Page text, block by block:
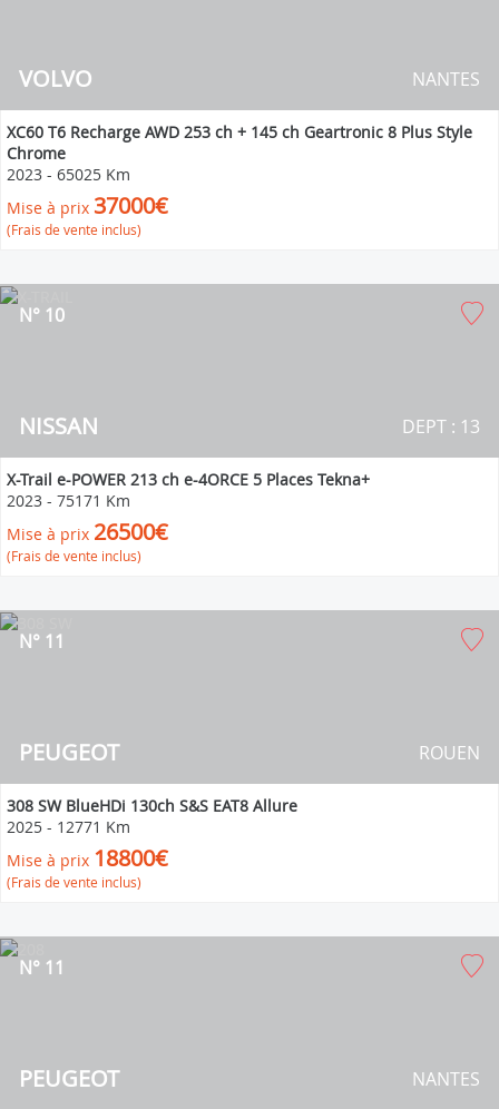
VOLVO NANTES
XC60 T6 Recharge AWD 253 ch + 145 ch Geartronic 8 Plus Style
Chrome
2023 - 65025 Km
Mise à prix 37000€
(Frais de vente inclus)
NISSAN
N° 10
DEPT : 13
X-Trail e-POWER 213 ch e-4ORCE 5 Places Tekna+
2023 - 75171 Km
Mise à prix 26500€
(Frais de vente inclus)
PEUGEOT
N° 11
ROUEN
308 SW BlueHDi 130ch S&S EAT8 Allure
2025 - 12771 Km
Mise à prix 18800€
(Frais de vente inclus)
PEUGEOT
N° 11
NANTES